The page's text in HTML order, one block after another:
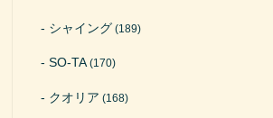
シャイング (189)
SO-TA(170)
クオリア (168)